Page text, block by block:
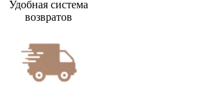
Удобная система
возвратов